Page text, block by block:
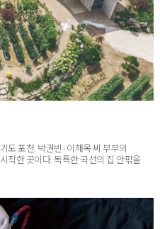
도 포천. 박권빈·이해옥 씨 부부의
한 곳이다. 독특한 곡선의 집 안팎을